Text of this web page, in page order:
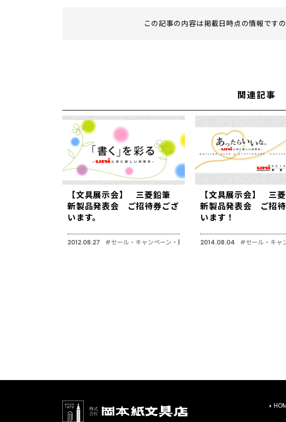
この記事の内容は掲載日時点の情報です
関連記事
【文具展示会】 三菱鉛筆
新製品発表会 ご招待券ござ
います。
2012.08.27 #セール・キャンペーン・展示会
【文具展示会】 三
新製品発表会 ご招
います！
2014.08.04 #セール・キャ